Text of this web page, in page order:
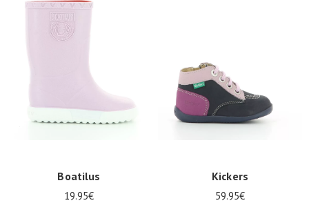
Boatilus
19.95€
Kickers
59.95€